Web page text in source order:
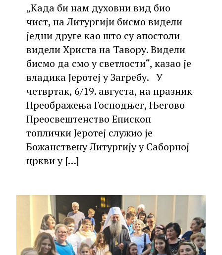
„Када би нам духовни вид био
чист, на Литургији бисмо видели
једни друге као што су апостоли
видели Христа на Тавору. Видели
бисмо да смо у светлости“, казао је
владика Јеротеј у Загребу. У
четвртак, 6/19. августа, на празник
Преображења Господњег, Његово
Преосвештенство Епископ
топлички Јеротеј служио је
Божанствену Литургију у Саборној
цркви у[…]